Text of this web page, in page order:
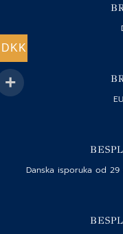
Danska isporuka od
DKK